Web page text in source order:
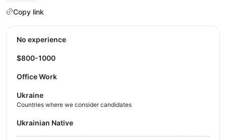
Copy link
No experience
$800-1000
Office Work
Ukraine
Countries where we consider candidates
Ukrainian Native